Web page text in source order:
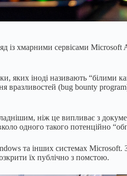
із хмарними сервісами
іноді називають “білими
(bug bounty
ніж це випливає з
одного такого потенційно
та інших системах Microsoft.
їх публічно з помстою.